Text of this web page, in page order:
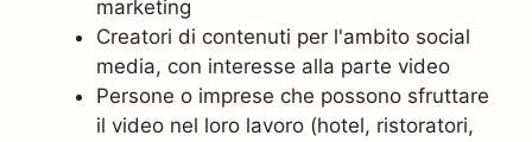
marketing
Creatori di contenuti per l'ambito social
media, con interesse alla parte video
Persone o imprese che possono sfruttare
il video nel loro lavoro (hotel, ristoratori,